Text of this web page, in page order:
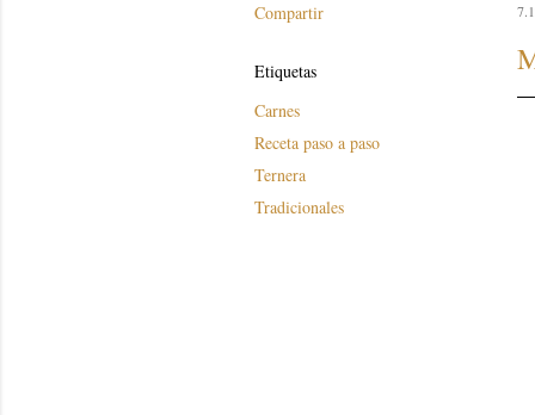
Compartir
Etiquetas
Carnes
Receta paso a paso
Ternera
Tradicionales